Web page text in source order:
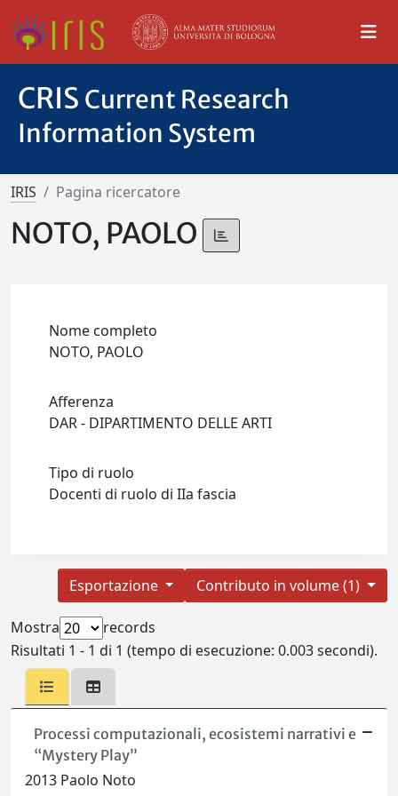
CRIS Current Research
Information System
IRIS Pagina ricercatore
NOTO, PAOLO
Nome completo
NOTO, PAOLO
Afferenza
DAR - DIPARTIMENTO DELLE ARTI
Tipo di ruolo
Docenti di ruolo di IIa fascia
Contributo in volume (1)
Esportazione
Mostra
records
Risultati 1 - 1 di 1 (tempo di esecuzione: 0.003 secondi).
Processi computazionali, ecosistemi narrativi e
“Mystery Play”
2013 Paolo Noto